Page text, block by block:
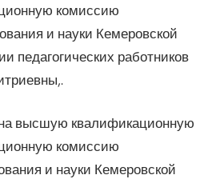
комиссию
и науки Кемеровской
педагогических работников
высшую квалификационную
комиссию
и науки Кемеровской